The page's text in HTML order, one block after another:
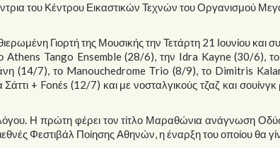
του Κέντρου Εικαστικών Τεχνών του Οργανισμού
Γιορτή της Μουσικής την Τετάρτη 21 Ιουνίου και
το Athens Tango Ensemble (28/6), την Idra Kayne (30/6),
(14/7), το Manouchedrome Τrio (8/9), το Dimitris
+ Fonέs (12/7) και με νοσταλγικούς τζαζ και
Η πρώτη φέρει τον τίτλο Μαραθώνια ανάγνωση
Φεστιβάλ Ποίησης Αθηνών, η έναρξη του οποίου θα